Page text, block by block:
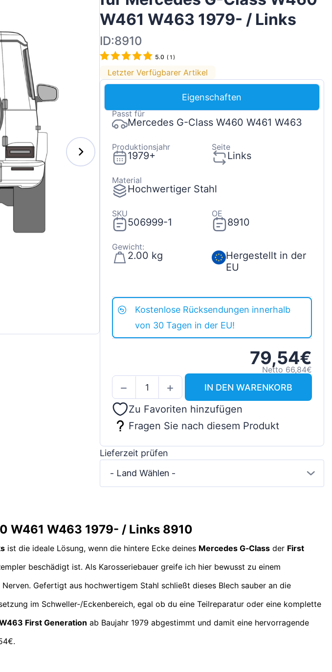
Magyar
Lietuvių
W461 W463 1979- / Links
ID:8910
5.0 ( 1 )
Letzter Verfügbarer Artikel
Eigenschaften
Passt für
Mercedes G-Class W460 W461 W463
Produktionsjahr
1979+
Seite
Links
Material
Hochwertiger Stahl
SKU
506999-1
OE
8910
Gewicht:
2.00 kg
Hergestellt in der
EU
Kostenlose Rücksendungen innerhalb
von 30 Tagen in der EU!
79,54€
Netto 66,84€
IN DEN WARENKORB
Zu Favoriten hinzufügen
Fragen Sie nach diesem Produkt
Lieferzeit prüfen
- Land Wählen -
W461 W463 1979- / Links 8910
ist die ideale Lösung, wenn die hintere Ecke deines Mercedes G‑Class der First
beschädigt ist. Als Karosseriebauer greife ich hier bewusst zu einem
Gefertigt aus hochwertigem Stahl schließt dieses Blech sauber an die
im Schweller‑/Eckenbereich, egal ob du eine Teilreparatur oder eine komplette
First Generation ab Baujahr 1979 abgestimmt und damit eine hervorragende